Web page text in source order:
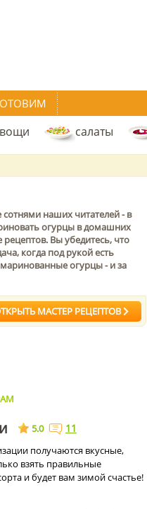
салаты
наших читателей - в
огурцы в домашних
Вы убедитесь, что
когда под рукой есть
огурцы - и за
МАСТЕР РЕЦЕПТОВ
5.0 11
получаются вкусные,
взять правильные
и будет вам зимой счастье!